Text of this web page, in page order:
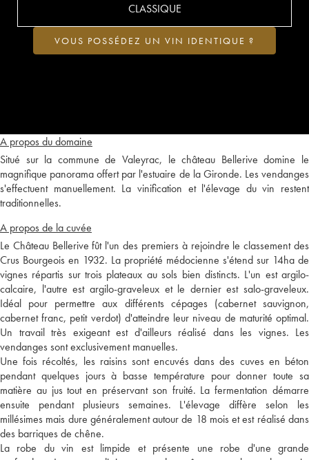
A propos du domaine
Situé sur la commune de Valeyrac, le château Bellerive domine le
magnifique panorama offert par l'estuaire de la Gironde. Les vendanges
s'effectuent manuellement. La vinification et l'élevage du vin restent
traditionnelles.
A propos de la cuvée
Le Château Bellerive fût l'un des premiers à rejoindre le classement des
Crus Bourgeois en 1932. La propriété médocienne s'étend sur 14ha de
vignes répartis sur trois plateaux au sols bien distincts. L'un est argilo-
calcaire, l'autre est argilo-graveleux et le dernier est salo-graveleux.
Idéal pour permettre aux différents cépages (cabernet sauvignon,
cabernet franc, petit verdot) d'atteindre leur niveau de maturité optimal.
Un travail très exigeant est d'ailleurs réalisé dans les vignes. Les
vendanges sont exclusivement manuelles.
Une fois récoltés, les raisins sont encuvés dans des cuves en béton
pendant quelques jours à basse température pour donner toute sa
matière au jus tout en préservant son fruité. La fermentation démarre
ensuite pendant plusieurs semaines. L'élevage diffère selon les
millésimes mais dure généralement autour de 18 mois et est réalisé dans
des barriques de chêne.
La robe du vin est limpide et présente une robe d'une grande
CLASSIQUE
VOUS POSSÉDEZ UN VIN IDENTIQUE ?